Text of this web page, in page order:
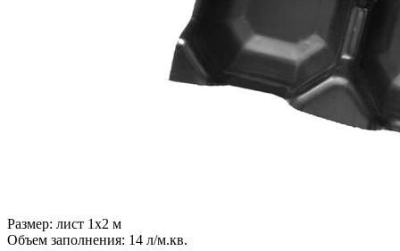
Размер: лист 1x2 м
Объем заполнения: 14 л/м.кв.